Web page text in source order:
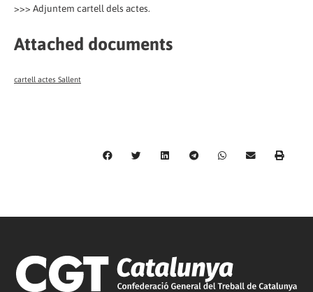
>>> Adjuntem cartell dels actes.
Attached documents
cartell actes Sallent